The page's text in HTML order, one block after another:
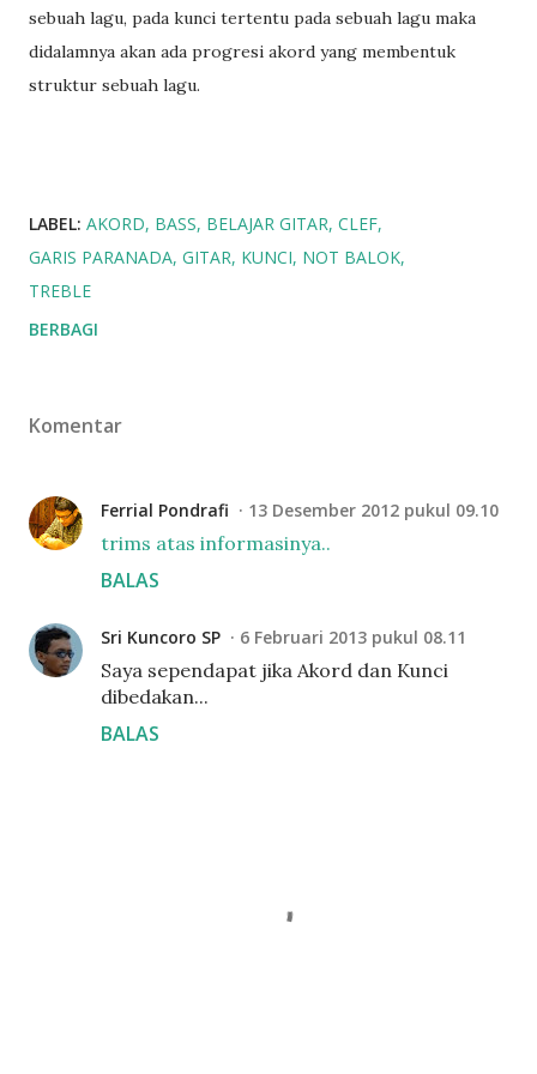
sebuah lagu, pada kunci tertentu pada sebuah lagu maka
didalamnya akan ada progresi akord yang membentuk
struktur sebuah lagu.
LABEL: AKORD BASS BELAJAR GITAR CLEF
GARIS PARANADA GITAR KUNCI NOT BALOK
TREBLE
BERBAGI
Komentar
Ferrial Pondrafi 13 Desember 2012 pukul 09.10
trims atas informasinya..
BALAS
Sri Kuncoro SP 6 Februari 2013 pukul 08.11
Saya sependapat jika Akord dan Kunci
dibedakan...
BALAS